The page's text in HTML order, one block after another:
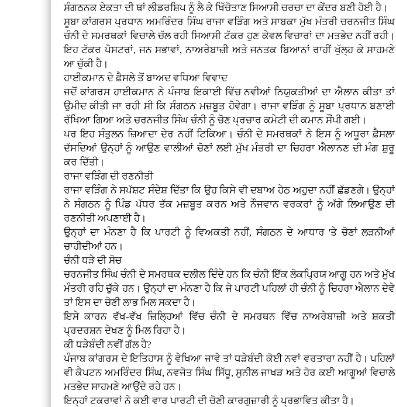
ਸੰਗਠਨਕ ਏਕਤਾ ਦੀ ਥਾਂ ਲੀਡਰਸ਼ਿਪ ਨੂੰ ਲੈ ਕੇ ਖਿੱਚੋਤਾਣ ਸਿਆਸੀ ਚਰਚਾ ਦਾ ਕੇਂਦਰ ਬਣੀ ਹੋਈ ਹੈ।
ਸੂਬਾ ਕਾਂਗਰਸ ਪ੍ਰਧਾਨ ਅਮਰਿੰਦਰ ਸਿੰਘ ਰਾਜਾ ਵੜਿੰਗ ਅਤੇ ਸਾਬਕਾ ਮੁੱਖ ਮੰਤਰੀ ਚਰਨਜੀਤ ਸਿੰਘ
ਚੰਨੀ ਦੇ ਸਮਰਥਕਾਂ ਵਿਚਾਲੇ ਚੱਲ ਰਹੀ ਸਿਆਸੀ ਟੱਕਰ ਹੁਣ ਕੇਵਲ ਵਿਚਾਰਾਂ ਦਾ ਮਤਭੇਦ ਨਹੀਂ ਰਹੀ।
ਇਹ ਟੱਕਰ ਪੋਸਟਰਾਂ, ਜਨ ਸਭਾਵਾਂ, ਨਾਅਰੇਬਾਜ਼ੀ ਅਤੇ ਜਨਤਕ ਬਿਆਨਾਂ ਰਾਹੀਂ ਖੁੱਲ੍ਹ ਕੇ ਸਾਹਮਣੇ
ਆ ਚੁੱਕੀ ਹੈ।
ਹਾਈਕਮਾਨ ਦੇ ਫ਼ੈਸਲੇ ਤੋਂ ਬਾਅਦ ਵਧਿਆ ਵਿਵਾਦ
ਜਦੋਂ ਕਾਂਗਰਸ ਹਾਈਕਮਾਨ ਨੇ ਪੰਜਾਬ ਇਕਾਈ ਵਿੱਚ ਨਵੀਆਂ ਨਿਯੁਕਤੀਆਂ ਦਾ ਐਲਾਨ ਕੀਤਾ ਤਾਂ
ਉਮੀਦ ਕੀਤੀ ਜਾ ਰਹੀ ਸੀ ਕਿ ਸੰਗਠਨ ਮਜ਼ਬੂਤ ਹੋਵੇਗਾ। ਰਾਜਾ ਵੜਿੰਗ ਨੂੰ ਸੂਬਾ ਪ੍ਰਧਾਨ ਬਣਾਈ
ਰੱਖਿਆ ਗਿਆ ਅਤੇ ਚਰਨਜੀਤ ਸਿੰਘ ਚੰਨੀ ਨੂੰ ਚੋਣ ਪ੍ਰਚਾਰ ਕਮੇਟੀ ਦੀ ਕਮਾਨ ਸੌਂਪੀ ਗਈ।
ਪਰ ਇਹ ਸੰਤੁਲਨ ਜ਼ਿਆਦਾ ਦੇਰ ਨਹੀਂ ਟਿਕਿਆ। ਚੰਨੀ ਦੇ ਸਮਰਥਕਾਂ ਨੇ ਇਸ ਨੂੰ ਅਧੂਰਾ ਫ਼ੈਸਲਾ
ਦੱਸਦਿਆਂ ਉਨ੍ਹਾਂ ਨੂੰ ਆਉਣ ਵਾਲੀਆਂ ਚੋਣਾਂ ਲਈ ਮੁੱਖ ਮੰਤਰੀ ਦਾ ਚਿਹਰਾ ਐਲਾਨਣ ਦੀ ਮੰਗ ਸ਼ੁਰੂ
ਕਰ ਦਿੱਤੀ।
ਰਾਜਾ ਵੜਿੰਗ ਦੀ ਰਣਨੀਤੀ
ਰਾਜਾ ਵੜਿੰਗ ਨੇ ਸਪੱਸ਼ਟ ਸੰਦੇਸ਼ ਦਿੱਤਾ ਕਿ ਉਹ ਕਿਸੇ ਵੀ ਦਬਾਅ ਹੇਠ ਅਹੁਦਾ ਨਹੀਂ ਛੱਡਣਗੇ। ਉਨ੍ਹਾਂ
ਨੇ ਸੰਗਠਨ ਨੂੰ ਪਿੰਡ ਪੱਧਰ ਤੱਕ ਮਜ਼ਬੂਤ ਕਰਨ ਅਤੇ ਨੌਜਵਾਨ ਵਰਕਰਾਂ ਨੂੰ ਅੱਗੇ ਲਿਆਉਣ ਦੀ
ਰਣਨੀਤੀ ਅਪਣਾਈ ਹੈ।
ਉਨ੍ਹਾਂ ਦਾ ਮੰਨਣਾ ਹੈ ਕਿ ਪਾਰਟੀ ਨੂੰ ਵਿਅਕਤੀ ਨਹੀਂ, ਸੰਗਠਨ ਦੇ ਆਧਾਰ 'ਤੇ ਚੋਣਾਂ ਲੜਨੀਆਂ
ਚਾਹੀਦੀਆਂ ਹਨ।
ਚੰਨੀ ਧੜੇ ਦੀ ਸੋਚ
ਚਰਨਜੀਤ ਸਿੰਘ ਚੰਨੀ ਦੇ ਸਮਰਥਕ ਦਲੀਲ ਦਿੰਦੇ ਹਨ ਕਿ ਚੰਨੀ ਇੱਕ ਲੋਕਪ੍ਰਿਯ ਆਗੂ ਹਨ ਅਤੇ ਮੁੱਖ
ਮੰਤਰੀ ਰਹਿ ਚੁੱਕੇ ਹਨ। ਉਨ੍ਹਾਂ ਦਾ ਮੰਨਣਾ ਹੈ ਕਿ ਜੇ ਪਾਰਟੀ ਪਹਿਲਾਂ ਹੀ ਚੰਨੀ ਨੂੰ ਚਿਹਰਾ ਐਲਾਨ ਦੇਵੇ
ਤਾਂ ਇਸ ਦਾ ਚੋਣੀ ਲਾਭ ਮਿਲ ਸਕਦਾ ਹੈ।
ਇਸੇ ਕਾਰਨ ਵੱਖ-ਵੱਖ ਜ਼ਿਲ੍ਹਿਆਂ ਵਿੱਚ ਚੰਨੀ ਦੇ ਸਮਰਥਨ ਵਿੱਚ ਨਾਅਰੇਬਾਜ਼ੀ ਅਤੇ ਸ਼ਕਤੀ
ਪ੍ਰਦਰਸ਼ਨ ਦੇਖਣ ਨੂੰ ਮਿਲ ਰਿਹਾ ਹੈ।
ਕੀ ਧੜੇਬੰਦੀ ਨਵੀਂ ਗੱਲ ਹੈ?
ਪੰਜਾਬ ਕਾਂਗਰਸ ਦੇ ਇਤਿਹਾਸ ਨੂੰ ਵੇਖਿਆ ਜਾਵੇ ਤਾਂ ਧੜੇਬੰਦੀ ਕੋਈ ਨਵਾਂ ਵਰਤਾਰਾ ਨਹੀਂ ਹੈ। ਪਹਿਲਾਂ
ਵੀ ਕੈਪਟਨ ਅਮਰਿੰਦਰ ਸਿੰਘ, ਨਵਜੋਤ ਸਿੰਘ ਸਿੱਧੂ, ਸੁਨੀਲ ਜਾਖੜ ਅਤੇ ਹੋਰ ਕਈ ਆਗੂਆਂ ਵਿਚਾਲੇ
ਮਤਭੇਦ ਸਾਹਮਣੇ ਆਉਂਦੇ ਰਹੇ ਹਨ।
ਇਨ੍ਹਾਂ ਟਕਰਾਵਾਂ ਨੇ ਕਈ ਵਾਰ ਪਾਰਟੀ ਦੀ ਚੋਣੀ ਕਾਰਗੁਜ਼ਾਰੀ ਨੂੰ ਪ੍ਰਭਾਵਿਤ ਕੀਤਾ ਹੈ।